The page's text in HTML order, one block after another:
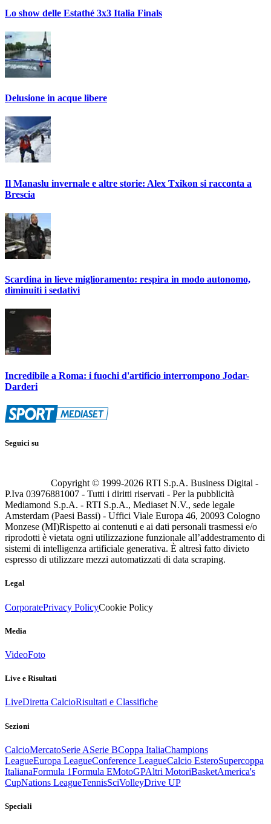
Lo show delle Estathé 3x3 Italia Finals
Delusione in acque libere
Il Manaslu invernale e altre storie: Alex Txikon si racconta a
Brescia
Scardina in lieve miglioramento: respira in modo autonomo,
diminuiti i sedativi
Incredibile a Roma: i fuochi d'artificio interrompono Jodar-
Darderi
Seguici su
Copyright © 1999-2026 RTI S.p.A. Business Digital -
P.Iva 03976881007 - Tutti i diritti riservati - Per la pubblicità
Mediamond S.p.A. - RTI S.p.A., Mediaset N.V., sede legale
Amsterdam (Paesi Bassi) - Uffici Viale Europa 46, 20093 Cologno
Monzese (MI)Rispetto ai contenuti e ai dati personali trasmessi e/o
riprodotti è vietata ogni utilizzazione funzionale all’addestramento di
sistemi di intelligenza artificiale generativa. È altresì fatto divieto
espresso di utilizzare mezzi automatizzati di data scraping.
Legal
CorporatePrivacy PolicyCookie Policy
Media
VideoFoto
Live e Risultati
LiveDiretta CalcioRisultati e Classifiche
Sezioni
CalcioMercatoSerie ASerie BCoppa ItaliaChampions
LeagueEuropa LeagueConference LeagueCalcio EsteroSupercoppa
ItalianaFormula 1Formula EMotoGPAltri MotoriBasketAmerica's
CupNations LeagueTennisSciVolleyDrive UP
Speciali